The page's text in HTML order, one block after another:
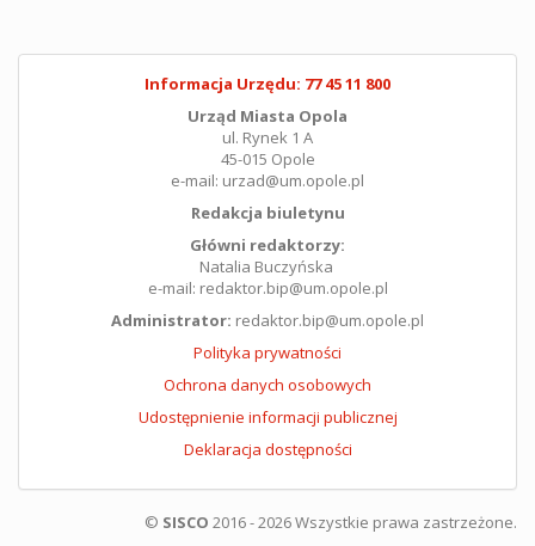
Informacja Urzędu: 77 45 11 800
Urząd Miasta Opola
ul. Rynek 1 A
45-015 Opole
e-mail: urzad@um.opole.pl
Redakcja biuletynu
Główni redaktorzy:
Natalia Buczyńska
e-mail: redaktor.bip@um.opole.pl
Administrator: redaktor.bip@um.opole.pl
Polityka prywatności
Ochrona danych osobowych
Udostępnienie informacji publicznej
Deklaracja dostępności
© SISCO 2016 - 2026 Wszystkie prawa zastrzeżone.